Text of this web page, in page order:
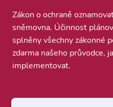
Zákon o ochraně
sněmovna. Účinnost
splněny všechny zákonné
zdarma našeho průvodce,
implementovat.